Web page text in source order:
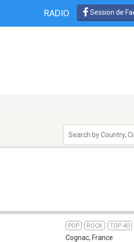
RADIO Session de
POP ROCK TOP 40
Cognac, France